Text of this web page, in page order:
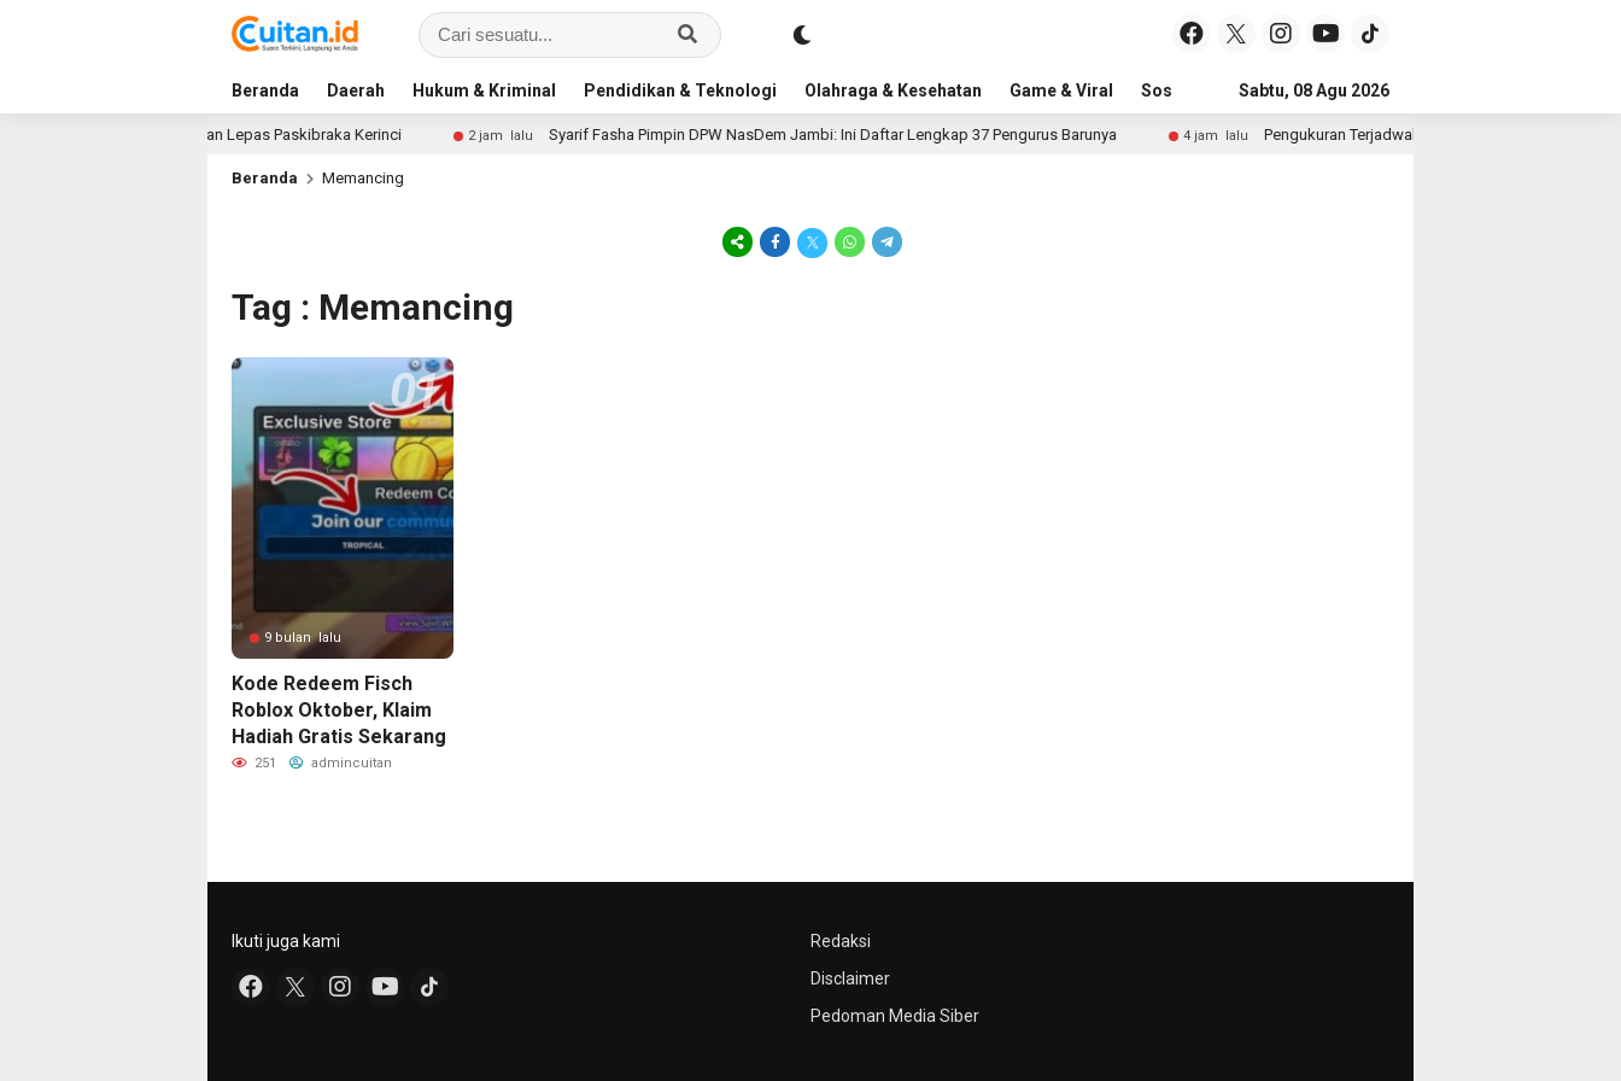
Beranda Daerah Hukum & Kriminal Pendidikan & Teknologi Olahraga & Kesehatan Game & Viral Sosial & Budaya Pemerintahan & Politik
Sabtu, 08 Agu 2026
Bagikan Bendera dan Lepas Paskibraka Kerinci 2 jam lalu Syarif Fasha Pimpin DPW NasDem Jambi: Ini Daftar Lengkap 37 Pengurus Barunya 4 jam lalu Pengukuran Terjadwal Hadirkan Kepastian Waktu,
Beranda Memancing
Tag : Memancing
9 bulan lalu
Kode Redeem Fisch
Roblox Oktober, Klaim
Hadiah Gratis Sekarang
251 admincuitan
Redaksi
Disclaimer
Pedoman Media Siber
Ikuti juga kami